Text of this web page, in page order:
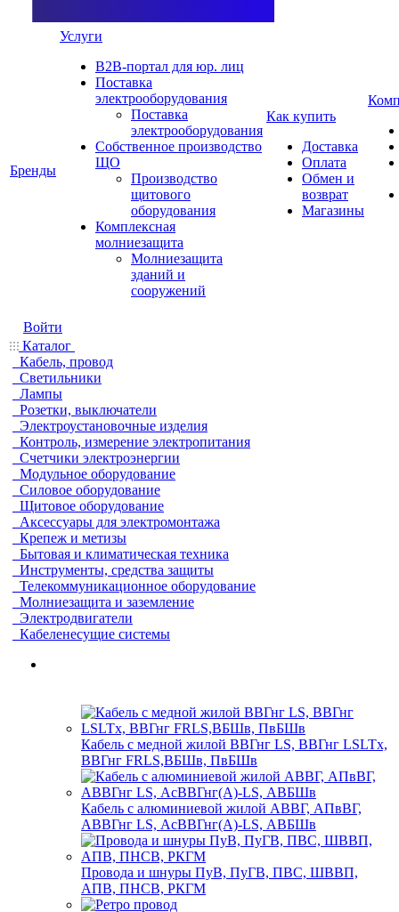
Бренды
Услуги
B2B-портал для юр. лиц
Поставка
электрооборудования
Поставка
электрооборудования
Собственное производство
ЩО
Производство
щитового
оборудования
Комплексная
молниезащита
Молниезащита
зданий и
сооружений
Как купить
Доставка
Оплата
Обмен и
возврат
Магазины
Войти
Каталог
Кабель, провод
Светильники
Лампы
Розетки, выключатели
Электроустановочные изделия
Контроль, измерение электропитания
Счетчики электроэнергии
Модульное оборудование
Силовое оборудование
Щитовое оборудование
Аксессуары для электромонтажа
Крепеж и метизы
Бытовая и климатическая техника
Инструменты, средства защиты
Телекоммуникационное оборудование
Молниезащита и заземление
Электродвигатели
Кабеленесущие системы
Кабель с медной жилой ВВГнг LS, ВВГнг LSLTx,
ВВГнг FRLS,ВБШв, ПвБШв
Кабель с алюминиевой жилой АВВГ, АПвВГ,
АВВГнг LS, АсВВГнг(А)-LS, АВБШв
Провода и шнуры ПуВ, ПуГВ, ПВС, ШВВП,
АПВ, ПНСВ, РКГМ